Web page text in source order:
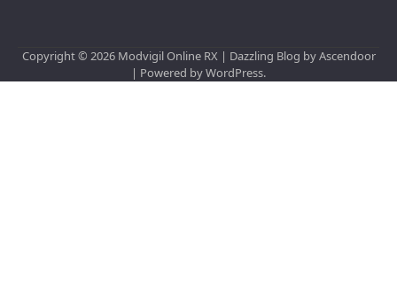
Copyright © 2026 Modvigil Online RX| Dazzling Blog byAscendoor
| Powered byWordPress.